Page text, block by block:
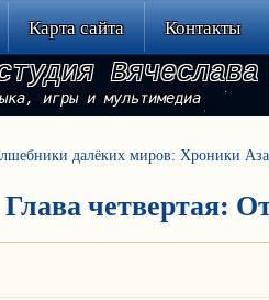
игры и мультимедиа
Карта сайта Контакты
далёких миров: Хроники
Глава четвертая: